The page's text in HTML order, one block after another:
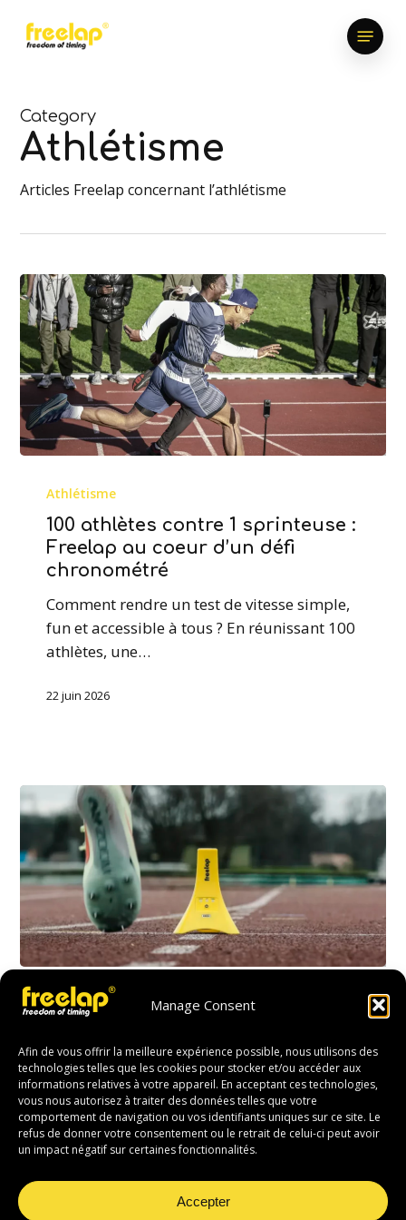
Manage Consent
Afin de vous offrir la meilleure expérience possible, nous utilisons des
technologies telles que les cookies pour stocker et/ou accéder aux
informations relatives à votre appareil. En acceptant ces technologies,
vous nous autorisez à traiter des données telles que votre
comportement de navigation ou vos identifiants uniques sur ce site. Le
refus de donner votre consentement ou le retrait de celui-ci peut avoir
un impact négatif sur certaines fonctionnalités.
Accepter
Menu
Category
Athlétisme
Articles Freelap concernant l’athlétisme
athlètes
contre
sprinteuse
Freelap
coeur
défi
Athlétisme
100 athlètes contre 1 sprinteuse :
Freelap au coeur d’un défi
chronométré
Comment rendre un test de vitesse simple,
fun et accessible à tous ? En réunissant 100
athlètes, une…
22 juin 2026
est
meilleure
façon
de
chronométrer
un
lancé
?
Athlétisme
chronométrer un 30m lancé ?
Pourquoi le 30 m lancé est un test essentiel
Si vous voulez savoir à quelle vitesse un
athlète…
11 mai 2026